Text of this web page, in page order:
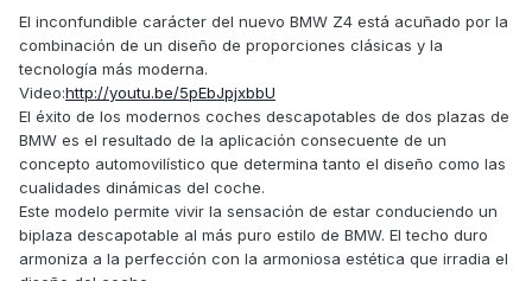
El inconfundible carácter del nuevo BMW Z4 está acuñado por la
combinación de un diseño de proporciones clásicas y la
tecnología más moderna.
Video:http://youtu.be/5pEbJpjxbbU
El éxito de los modernos coches descapotables de dos plazas de
BMW es el resultado de la aplicación consecuente de un
concepto automovilístico que determina tanto el diseño como las
cualidades dinámicas del coche.
Este modelo permite vivir la sensación de estar conduciendo un
biplaza descapotable al más puro estilo de BMW. El techo duro
armoniza a la perfección con la armoniosa estética que irradia el